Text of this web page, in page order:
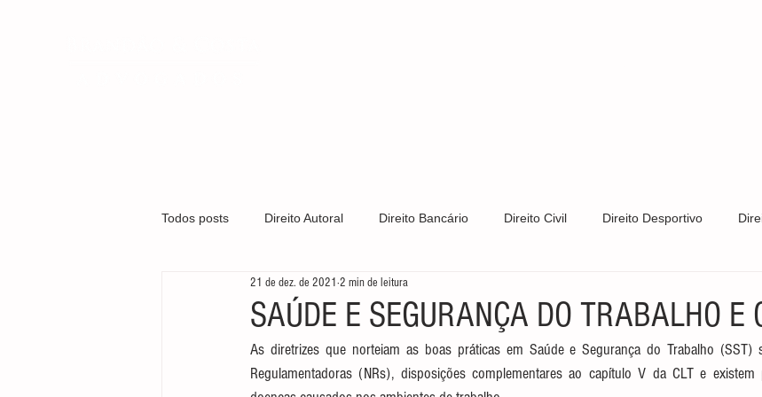
Todos posts Direito Autoral Direito Bancário Direito Civil Direito Desportivo
Direito Médico Direito Trabalhista
Gestão Organizacional Marcas e Patentes Notícias LGPD Direito
SAÚDE E SEGURANÇA DO TRABALHO E
21 de dez. de 2021 2 min de leitura
As diretrizes que norteiam as boas práticas em Saúde e Segurança do Trabalho (SST)
Regulamentadoras (NRs), disposições complementares ao capítulo V da CLT e